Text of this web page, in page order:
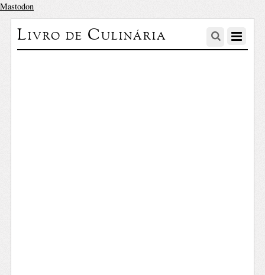
Mastodon
Livro de Culinária